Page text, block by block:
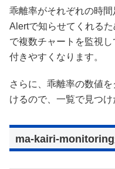
乖離率がそれぞれの時
Alertで知らせてくれる
で複数チャートを監視
付きやすくなります。
さらに、乖離率の数値
けるので、一覧で見つけ
ma-kairi-monitoring